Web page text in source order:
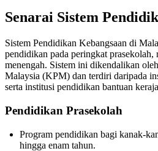
Senarai Sistem
Sistem Pendidikan Kebangsaan di
pendidikan pada peringkat prasekolah,
menengah. Sistem ini dikendalikan
Malaysia (KPM) dan terdiri daripada
serta institusi pendidikan bantuan
Pendidikan Prasekolah
Program pendidikan bagi kanak-
hingga enam tahun.